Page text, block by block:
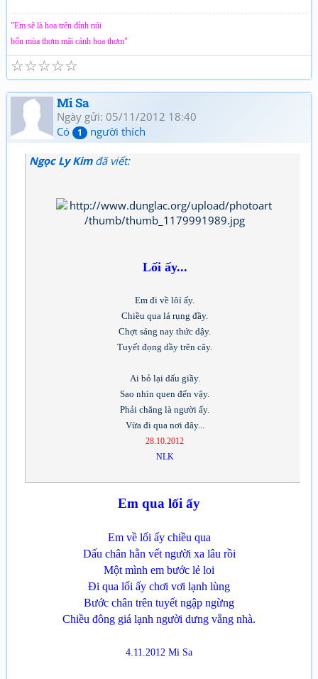
"Em sẽ là hoa trên đỉnh núi
bốn mùa thơm mãi cánh hoa thơm"
☆
☆
☆
☆
☆
Mi Sa
Ngày gửi: 05/11/2012 18:40
Có
1 người thích
Ngọc Ly Kimđã viết:
Lối ấy...
Em đi về lôí ấy.
Chiều qua lá rụng đầy.
Chợt sáng nay thức dậy.
Tuyết đọng dầy trên cây.
Ai bỏ lại dấu giầy.
Sao nhìn quen đến vậy.
Phải chăng là người ấy.
Vừa đi qua nơi đây...
28.10.2012
NLK
Em qua lối ấy
Em về lối ấy chiều qua
Dấu chân hằn vết người xa lâu rồi
Một mình em bước lẻ loi
Đi qua lối ấy chơi vơi lạnh lùng
Bước chân trên tuyết ngập ngừng
Chiều đông giá lạnh người dưng vắng nhà.
4.11.2012 Mi Sa